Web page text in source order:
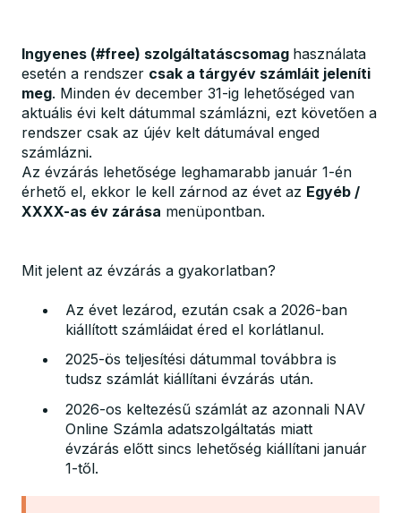
Ingyenes (#free) szolgáltatáscsomag használata
esetén a rendszer csak a tárgyév számláit jeleníti
meg. Minden év december 31-ig lehetőséged van
aktuális évi kelt dátummal számlázni, ezt követően a
rendszer csak az újév kelt dátumával enged
számlázni.
Az évzárás lehetősége leghamarabb január 1-én
érhető el, ekkor le kell zárnod az évet az Egyéb /
XXXX-as év zárása menüpontban.
Mit jelent az évzárás a gyakorlatban?
Az évet lezárod, ezután csak a 2026-ban
kiállított számláidat éred el korlátlanul.
2025-ös teljesítési dátummal továbbra is
tudsz számlát kiállítani évzárás után.
2026-os keltezésű számlát az azonnali NAV
Online Számla adatszolgáltatás miatt
évzárás előtt sincs lehetőség kiállítani január
1-től.